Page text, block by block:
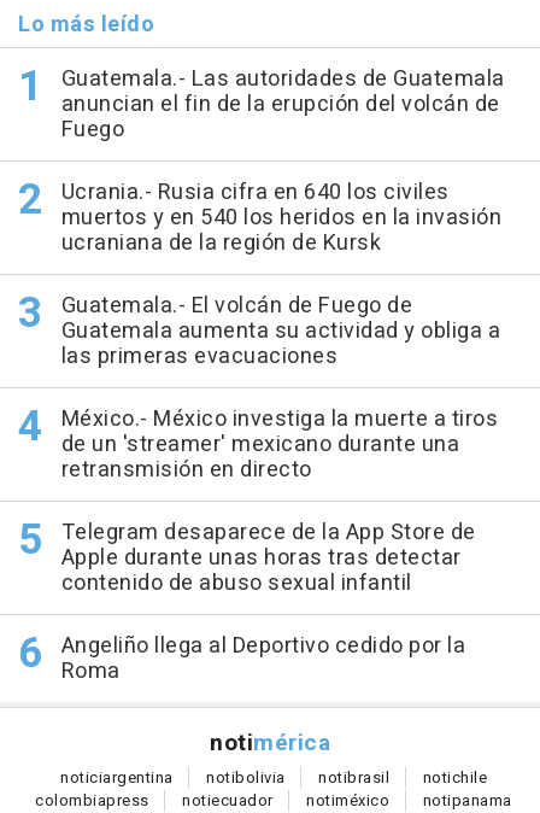
Lo más leído
Guatemala.- Las autoridades de Guatemala
anuncian el fin de la erupción del volcán de
Fuego
Ucrania.- Rusia cifra en 640 los civiles
muertos y en 540 los heridos en la invasión
ucraniana de la región de Kursk
Guatemala.- El volcán de Fuego de
Guatemala aumenta su actividad y obliga a
las primeras evacuaciones
México.- México investiga la muerte a tiros
de un 'streamer' mexicano durante una
retransmisión en directo
Telegram desaparece de la App Store de
Apple durante unas horas tras detectar
contenido de abuso sexual infantil
Angeliño llega al Deportivo cedido por la
Roma
notimérica
noticiargentina notibolivia notibrasil notichile
colombiapress notiecuador notiméxico notipanama